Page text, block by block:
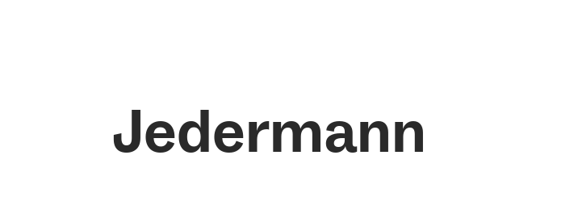
Jedermann